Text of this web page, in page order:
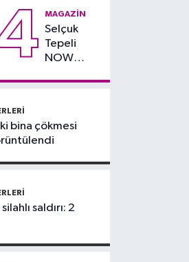
Haberleri
Sultanbeyli'de
merkezinde
MAGAZIN
Selçuk
Tepeli
NOW
bina çökmesi
saldırı: 2